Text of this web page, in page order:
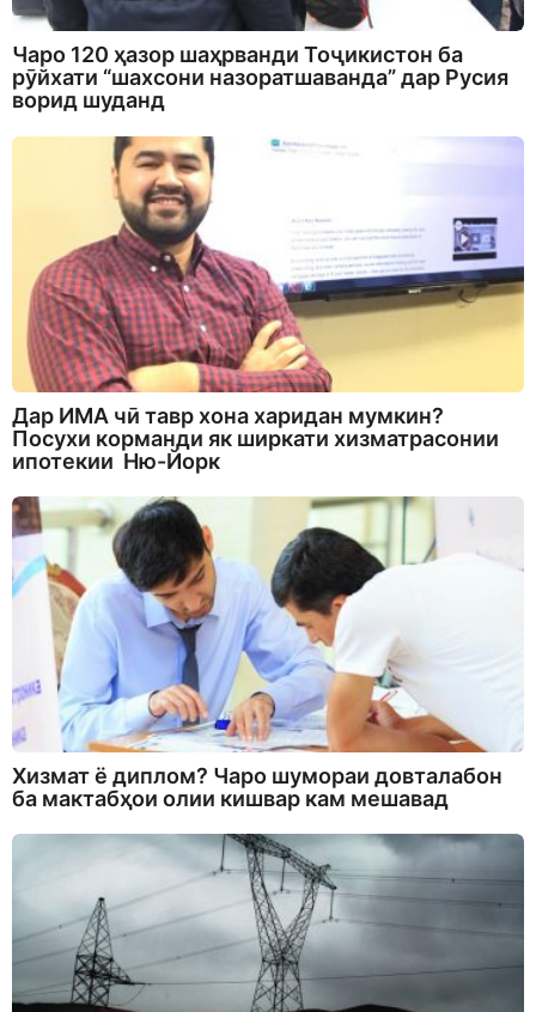
Чаро 120 ҳазор шаҳрванди Тоҷикистон ба
рӯйхати “шахсони назоратшаванда” дар Русия
ворид шуданд
Дар ИМА чӣ тавр хона харидан мумкин?
Посухи корманди як ширкати хизматрасонии
ипотекии Ню-Йорк
Хизмат ё диплом? Чаро шумораи довталабон
ба мактабҳои олии кишвар кам мешавад